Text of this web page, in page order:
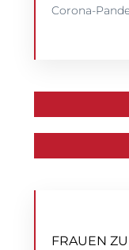
Corona-
FRAUEN